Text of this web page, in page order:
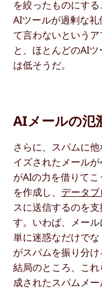
を絞ったものにす
AIツールが過剰な
て言わないという
と、ほとんどのAI
は低そうだ。
AIメールの氾
さらに、スパムに
イズされたメール
がAIの力を借りて
を作成し、 データ
スに送信するのを
す。いわば、メー
単に迷惑なだけで
がスパムを振り分け
結局のところ、こ
成されたスパムメー